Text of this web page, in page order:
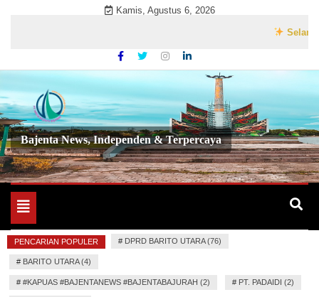
Kamis, Agustus 6, 2026
Selamat
Bajenta News, Independen & Terpercaya
Toggle
navigation
PENCARIAN POPULER # DPRD BARITO UTARA (76)
# BARITO UTARA (4)
# #KAPUAS #BAJENTANEWS #BAJENTABAJURAH (2) # PT. PADAIDI (2)